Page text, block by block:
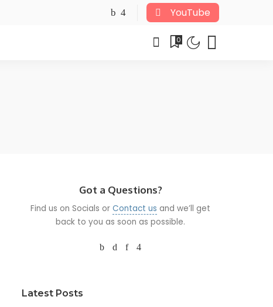
YouTube
0
Got a Questions?
Find us on Socials orContact us and we’ll get
back to you as soon as possible.
Latest Posts